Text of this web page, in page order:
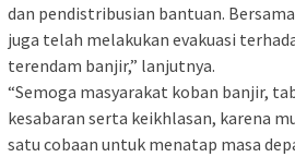
dan pendistribusian bantuan.
juga telah melakukan evakuasi
terendam banjir,” lanjutnya.
“Semoga masyarakat koban banjir,
kesabaran serta keikhlasan, karena
satu cobaan untuk menatap masa